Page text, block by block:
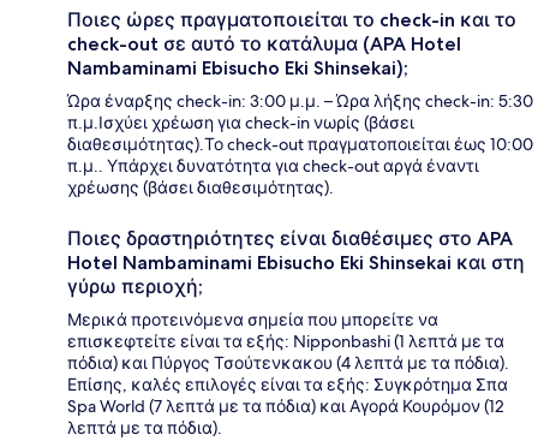
Ποιες ώρες πραγματοποιείται το check-in και το
check-out σε αυτό το κατάλυμα (APA Hotel
Nambaminami Ebisucho Eki Shinsekai);
Ώρα έναρξης check-in: 3:00 μ.μ. – Ώρα λήξης check-in: 5:30
π.μ.Ισχύει χρέωση για check-in νωρίς (βάσει
διαθεσιμότητας).Το check-out πραγματοποιείται έως 10:00
π.μ.. Υπάρχει δυνατότητα για check-out αργά έναντι
χρέωσης (βάσει διαθεσιμότητας).
Ποιες δραστηριότητες είναι διαθέσιμες στο APA
Hotel Nambaminami Ebisucho Eki Shinsekai και στη
γύρω περιοχή;
Μερικά προτεινόμενα σημεία που μπορείτε να
επισκεφτείτε είναι τα εξής: Nipponbashi (1 λεπτά με τα
πόδια) και Πύργος Τσούτενκακου (4 λεπτά με τα πόδια).
Επίσης, καλές επιλογές είναι τα εξής: Συγκρότημα Σπα
Spa World (7 λεπτά με τα πόδια) και Αγορά Κουρόμον (12
λεπτά με τα πόδια).